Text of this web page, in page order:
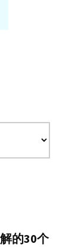
的30个